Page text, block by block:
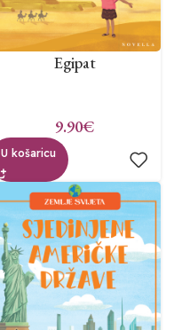
Egipat
9.90€
U košaricu